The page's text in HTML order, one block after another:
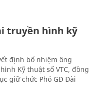
truyền hình kỹ
định bổ nhiệm ông
Kỹ thuật số VTC, đồng
giữ chức Phó GĐ Đài